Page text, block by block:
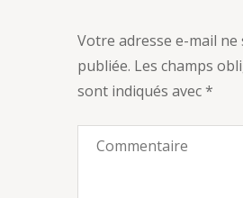
Votre adresse e-mail ne
publiée. Les champs
sont indiqués avec*